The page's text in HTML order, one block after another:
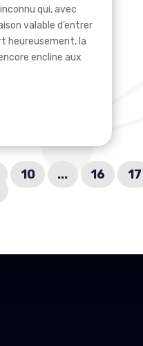
qui, avec
valable d’entrer
heureusement, la
encline aux
10 ... 16
17